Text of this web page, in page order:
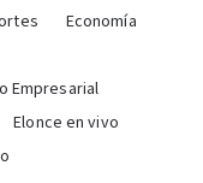
Economía
Empresarial
Elonce en vivo